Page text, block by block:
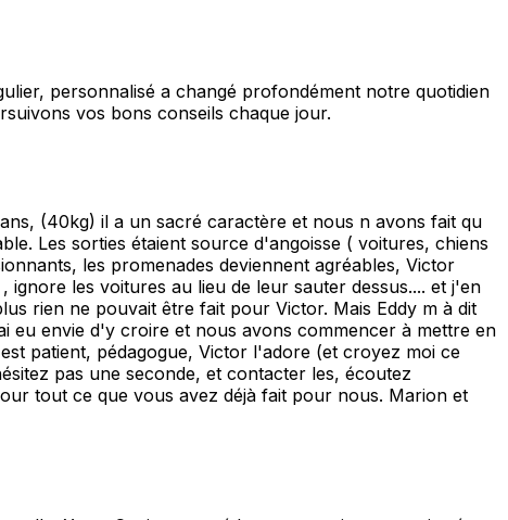
personnalisé a changé profondément notre quotidien
vos bons conseils chaque jour.
(40kg) il a un sacré caractère et nous n avons fait qu
Les sorties étaient source d'angoisse ( voitures, chiens
les promenades deviennent agréables, Victor
les voitures au lieu de leur sauter dessus.... et j'en
rien ne pouvait être fait pour Victor. Mais Eddy m à dit
eu envie d'y croire et nous avons commencer à mettre en
patient, pédagogue, Victor l'adore (et croyez moi ce
pas une seconde, et contacter les, écoutez
tout ce que vous avez déjà fait pour nous. Marion et